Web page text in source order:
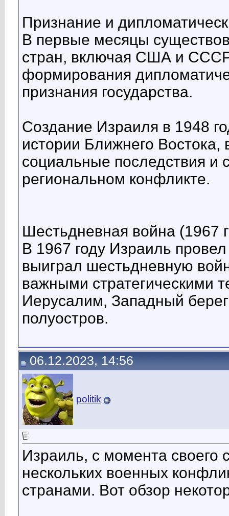
Признание и
В первые месяцы
стран, включая США и
формирования
признания государства.
Создание Израиля в 1948
истории Ближнего
социальные последствия
региональном конфликте.
Шестьдневная война (1967
В 1967 году Израиль
выиграл шестьдневную
важными стратегическими
Иерусалим, Западный
полуостров.
06.12.2023, 14:56
politik
Израиль, с момента своего
нескольких военных
странами. Вот обзор